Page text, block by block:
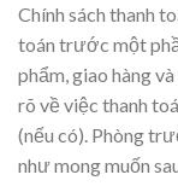
Chính sách thanh
toán trước một
phẩm, giao hàng
rõ về việc thanh
(nếu có). Phòng
như mong muốn